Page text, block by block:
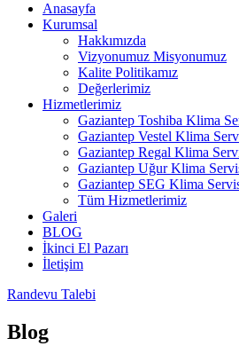
Anasayfa
Kurumsal
Hakkımızda
Vizyonumuz Misyonumuz
Kalite Politikamız
Değerlerimiz
Hizmetlerimiz
Gaziantep Toshiba Klima
Gaziantep Vestel Klima
Gaziantep Regal Klima
Gaziantep Uğur Klima
Gaziantep SEG Klima
Tüm Hizmetlerimiz
Galeri
BLOG
İkinci El Pazarı
İletişim
Randevu Talebi
Blog